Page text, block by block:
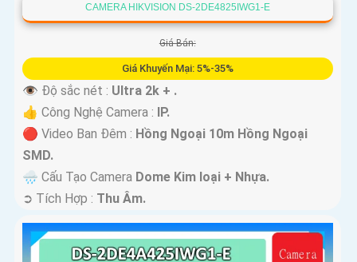
CAMERA HIKVISION DS-2DE4825IWG1-E
Giá Bán:
Giá Khuyến Mại: 5%-35%
👁 Độ sắc nét : Ultra 2k + .
👍 Công Nghệ Camera : IP.
🔴 Video Ban Đêm : Hồng Ngoại 10m Hồng Ngoại
SMD.
🌧️ Cấu Tạo Camera Dome Kim loại + Nhựa.
️➲ Tích Hợp : Thu Âm.